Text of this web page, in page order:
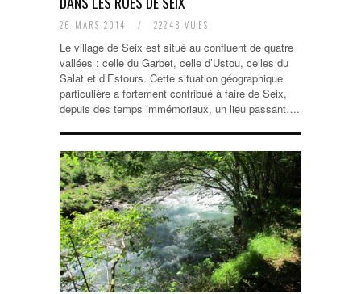
26 MARS 2014 / 22248 VUES
Le village de Seix est situé au confluent de quatre
vallées : celle du Garbet, celle d’Ustou, celles du
Salat et d’Estours. Cette situation géographique
particulière a fortement contribué à faire de Seix,
depuis des temps immémoriaux, un lieu passant….